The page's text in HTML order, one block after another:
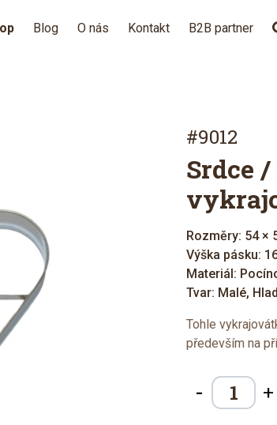
Blog O nás Kontakt B2B partner
#9012
Srdce
Rozměry: 54 ×
Výška pásku:
Materiál:
Tvar: Malé,
Tohle
především na
- +